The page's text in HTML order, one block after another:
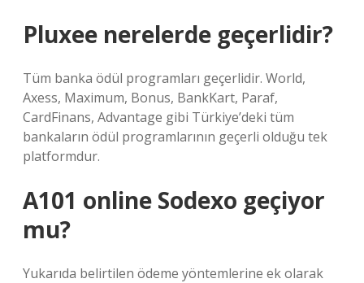
Pluxee nerelerde geçerlidir?
Tüm banka ödül programları geçerlidir. World,
Axess, Maximum, Bonus, BankKart, Paraf,
CardFinans, Advantage gibi Türkiye’deki tüm
bankaların ödül programlarının geçerli olduğu tek
platformdur.
A101 online Sodexo geçiyor
mu?
Yukarıda belirtilen ödeme yöntemlerine ek olarak